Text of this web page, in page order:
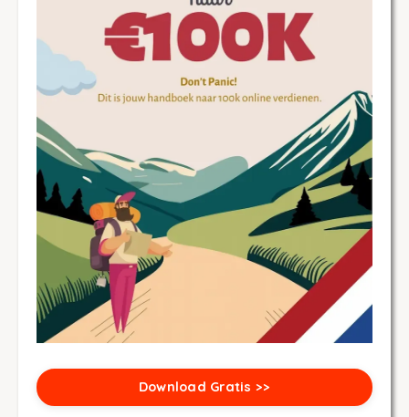
Download Gratis >>